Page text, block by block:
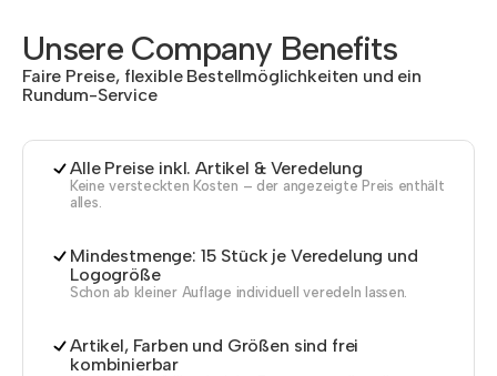
Unsere Company Benefits
Faire Preise, flexible Bestellmöglichkeiten und ein
Rundum-Service
Alle Preise inkl. Artikel & Veredelung
Keine versteckten Kosten – der angezeigte Preis enthält
alles.
Mindestmenge: 15 Stück je Veredelung und
Logogröße
Schon ab kleiner Auflage individuell veredeln lassen.
Artikel, Farben und Größen sind frei
kombinierbar